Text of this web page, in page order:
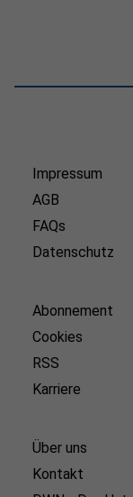
Impressum
AGB
FAQs
Datenschutz
Abonnement
Cookies
RSS
Karriere
Über uns
Kontakt